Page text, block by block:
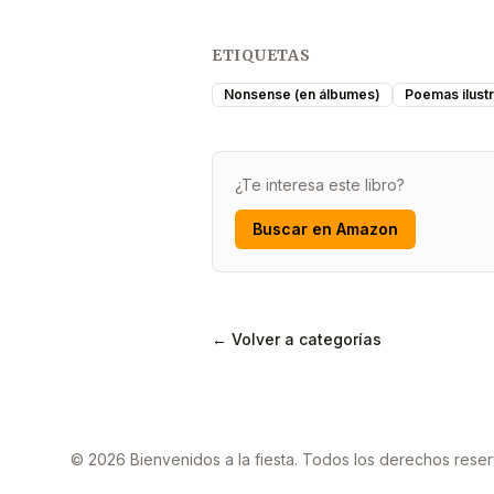
ETIQUETAS
Nonsense (en álbumes) Poemas
¿Te interesa este libro?
Buscar en Amazon
← Volver a categorías
© 2026 Bienvenidos a la fiesta. Todos los derechos